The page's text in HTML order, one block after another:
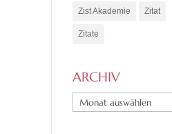
Zist Akademie Zitat
Zitate
ARCHIV
ARCHIV